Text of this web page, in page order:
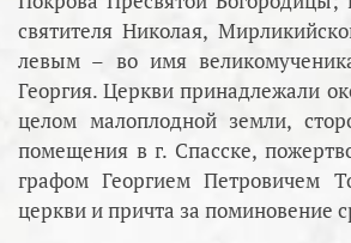
святителя Николая,
левым – во имя
Георгия. Церкви принадлежали
целом малоплодной земли,
помещения в г. Спасске,
графом Георгием Петровичем
церкви и причта за поминовение